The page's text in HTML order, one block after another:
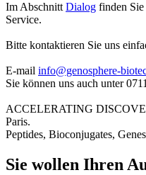
Im Abschnitt Dialog finden
Service.
Bitte kontaktieren Sie uns
E-mail info@genosphere-
Sie können uns auch unter
ACCELERATING
Paris.
Peptides, Bioconjugates,
Sie wollen Ihren